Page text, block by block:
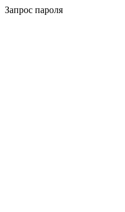
Запрос пароля